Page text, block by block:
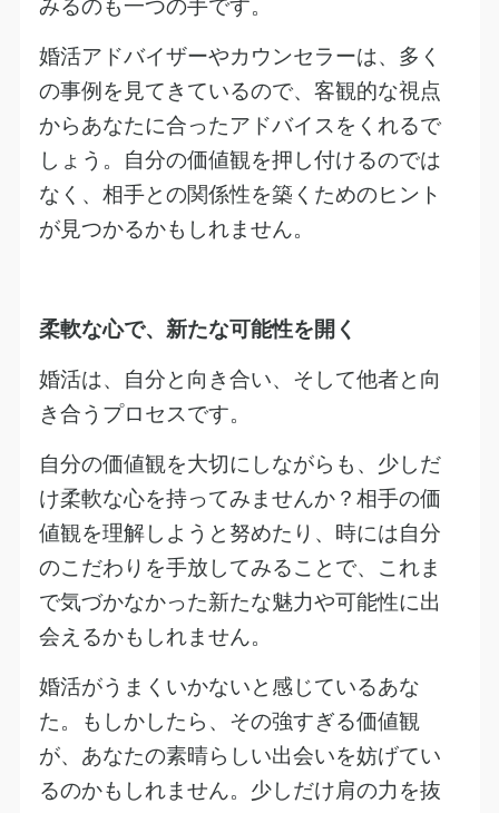
みるのも一つの手です。
婚活アドバイザーやカウンセラーは、多く
の事例を見てきているので、客観的な視点
からあなたに合ったアドバイスをくれるで
しょう。自分の価値観を押し付けるのでは
なく、相手との関係性を築くためのヒント
が見つかるかもしれません。
柔軟な心で、新たな可能性を開く
婚活は、自分と向き合い、そして他者と向
き合うプロセスです。
自分の価値観を大切にしながらも、少しだ
け柔軟な心を持ってみませんか？相手の価
値観を理解しようと努めたり、時には自分
のこだわりを手放してみることで、これま
で気づかなかった新たな魅力や可能性に出
会えるかもしれません。
婚活がうまくいかないと感じているあな
た。もしかしたら、その強すぎる価値観
が、あなたの素晴らしい出会いを妨げてい
るのかもしれません。少しだけ肩の力を抜